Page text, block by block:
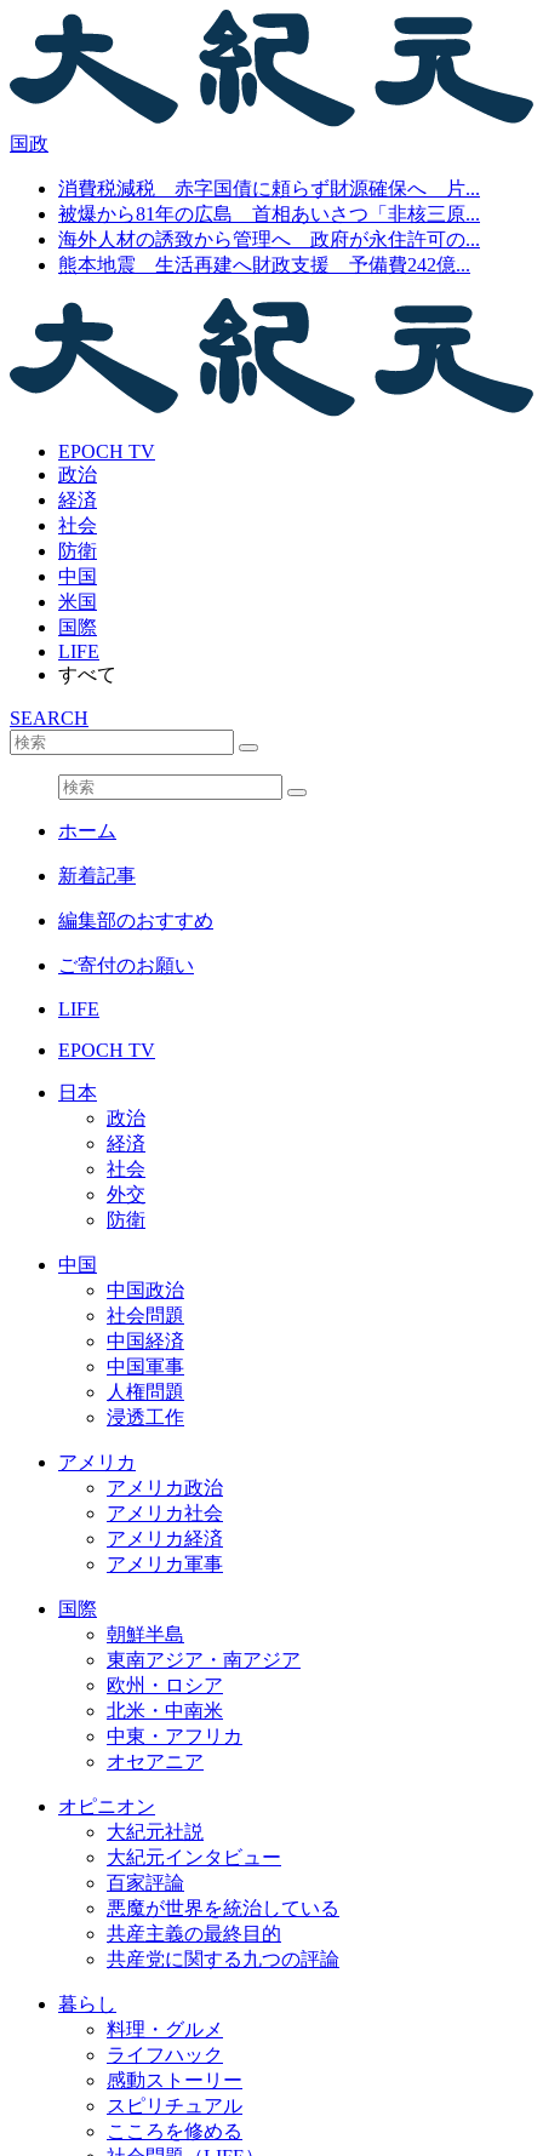
国政
消費税減税 赤字国債に頼らず財源確保へ 片...
被爆から81年の広島 首相あいさつ「非核三原...
海外人材の誘致から管理へ 政府が永住許可の...
熊本地震 生活再建へ財政支援 予備費242億...
EPOCH TV
政治
経済
社会
防衛
中国
米国
国際
LIFE
すべて
SEARCH
ホーム
新着記事
編集部のおすすめ
ご寄付のお願い
LIFE
EPOCH TV
日本
政治
経済
社会
外交
防衛
中国
中国政治
社会問題
中国経済
中国軍事
人権問題
浸透工作
アメリカ
アメリカ政治
アメリカ社会
アメリカ経済
アメリカ軍事
国際
朝鮮半島
東南アジア・南アジア
欧州・ロシア
北米・中南米
中東・アフリカ
オセアニア
オピニオン
大紀元社説
大紀元インタビュー
百家評論
悪魔が世界を統治している
共産主義の最終目的
共産党に関する九つの評論
暮らし
料理・グルメ
ライフハック
感動ストーリー
スピリチュアル
こころを修める